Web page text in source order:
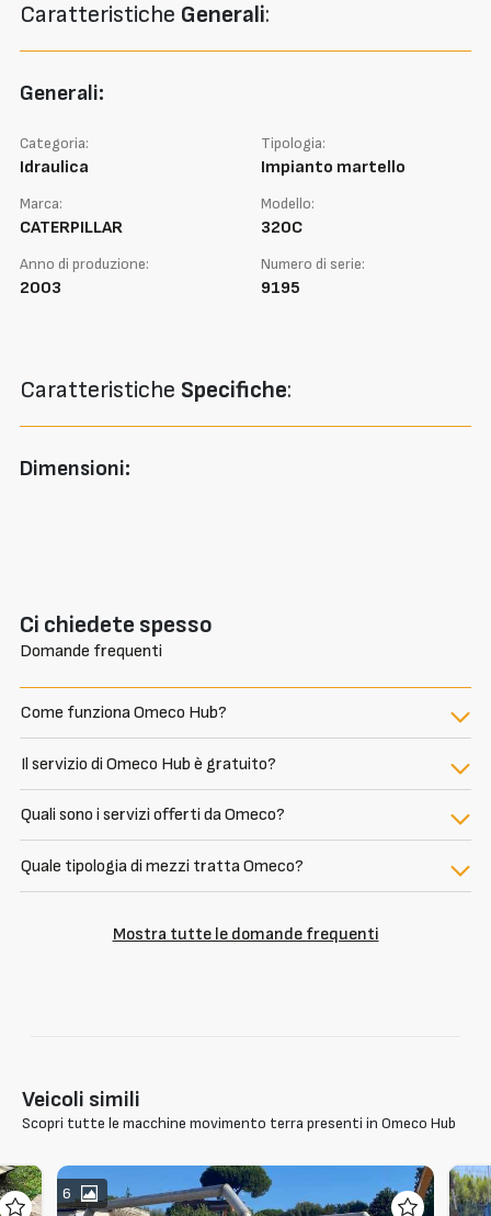
Caratteristiche Generali:
Generali:
Categoria:
Idraulica
Tipologia:
Impianto martello
Marca:
CATERPILLAR
Modello:
320C
Anno di produzione:
2003
Numero di serie:
9195
Caratteristiche Specifiche:
Dimensioni:
Ci chiedete spesso
Domande frequenti
Come funziona Omeco Hub?
Il servizio di Omeco Hub è gratuito?
Quali sono i servizi offerti da Omeco?
Quale tipologia di mezzi tratta Omeco?
Mostra tutte le domande frequenti
Veicoli simili
Scopri tutte le macchine movimento terra presenti in Omeco Hub
6